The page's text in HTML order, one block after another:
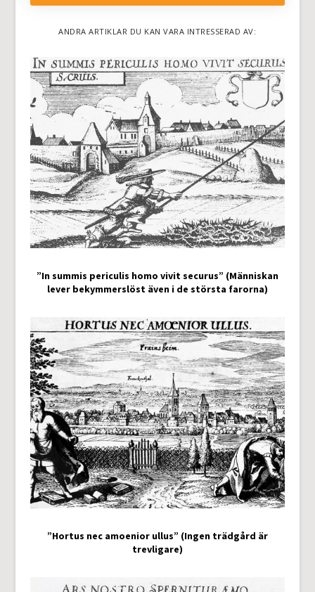
ANDRA ARTIKLAR DU KAN VARA INTRESSERAD AV:
”In summis periculis homo vivit securus” (Människan
lever bekymmerslöst även i de största farorna)
”Hortus nec amoenior ullus” (Ingen trädgård är
trevligare)